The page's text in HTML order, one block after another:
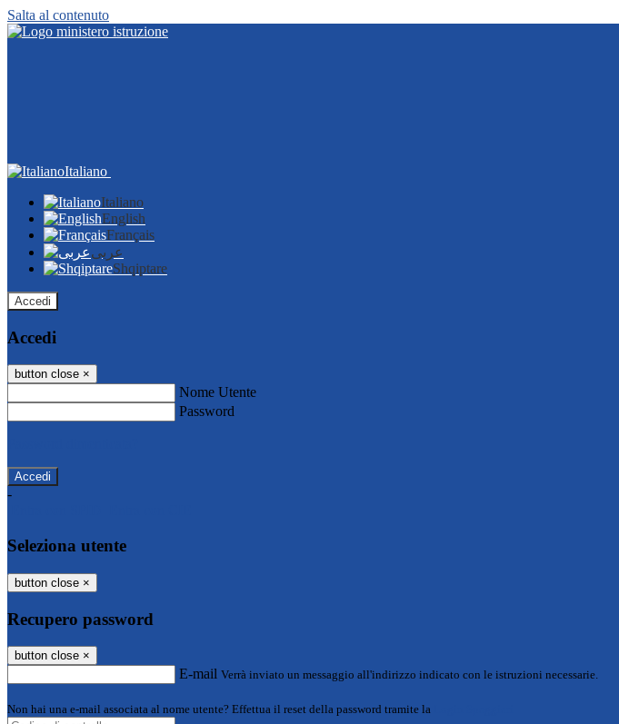
Salta al contenuto
Italiano
Italiano
English
Français
عربى
Shqiptare
Accedi
Accedi
button close ×
Nome Utente
Password
-
Seleziona utente
button close ×
Recupero password
button close ×
E-mail Verrà inviato un messaggio all'indirizzo indicato con le istruzioni necessarie.
Non hai una e-mail associata al nome utente? Effettua il reset della password tramite la